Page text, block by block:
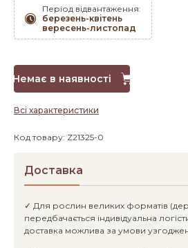
Період відвантаження:
березень-квітень
вересень-листопад
Немає в наявності
Всі характеристики
Код товару: Z21325-0
Доставка
✓ Для рослин великих форматів
передбачається індивідуальна
доставка можлива за умови